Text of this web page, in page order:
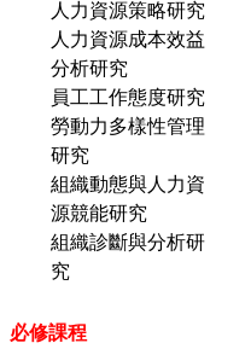
人力資源策略研究
人力資源成本效益
分析研究
員工工作態度研究
勞動力多樣性管理
研究
組織動態與人力資
源競能研究
組織診斷與分析研
究
必修課程